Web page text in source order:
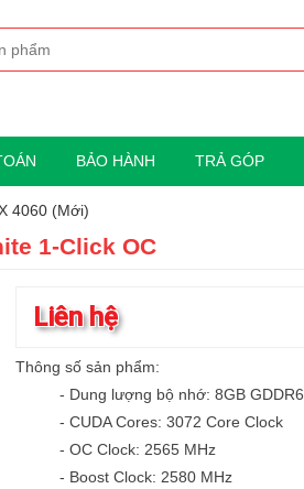
BẢO HÀNH TRẢ GÓP
4060 (Mới)
1-Click OC
Liên hệ
Thông số sản phẩm:
- Dung lượng bộ nhớ: 8GB GDDR6
- CUDA Cores: 3072 Core Clock
- OC Clock: 2565 MHz
- Boost Clock: 2580 MHz